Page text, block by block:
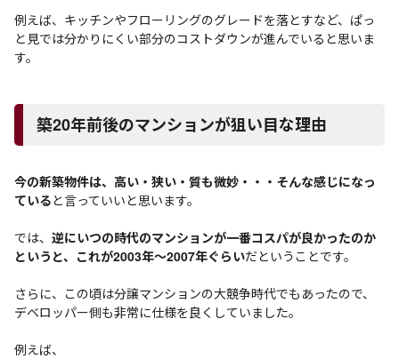
例えば、キッチンやフローリングのグレードを落とすなど、ぱっ
と見では分かりにくい部分のコストダウンが進んでいると思いま
す。
築20年前後のマンションが狙い目な理由
今の新築物件は、高い・狭い・質も微妙・・・そんな感じになっ
ていると言っていいと思います。
では、 逆にいつの時代のマンションが一番コスパが良かったのか
というと、これが2003年～2007年ぐらいだということです。
さらに、この頃は分譲マンションの大競争時代でもあったので、
デベロッパー側も非常に仕様を良くしていました。
例えば、